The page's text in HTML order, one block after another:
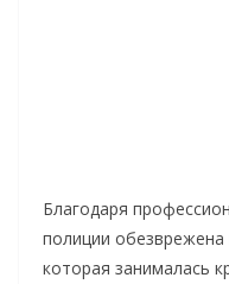
Благодаря
полиции
которая занималась